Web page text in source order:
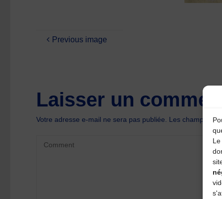
Previous image
Laisser un
Votre adresse e-mail ne sera pas publiée. Les champs